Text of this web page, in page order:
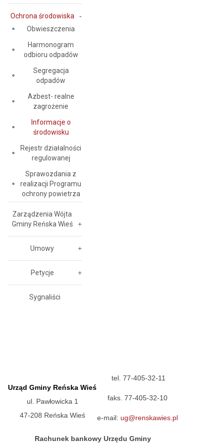
Ochrona środowiska
Obwieszczenia
Harmonogram
odbioru odpadów
Segregacja
odpadów
Azbest- realne
zagrożenie
Informacje o
środowisku
Rejestr działalności
regulowanej
Sprawozdania z
realizacji Programu
ochrony powietrza
Zarządzenia Wójta
Gminy Reńska Wieś
Umowy
Petycje
Sygnaliści
Urząd Gminy Reńska Wieś
ul. Pawłowicka 1
47-208 Reńska Wieś
tel. 77-405-32-11
faks. 77-405-32-10
e-mail: ug@renskawies.pl
Rachunek bankowy Urzędu Gminy